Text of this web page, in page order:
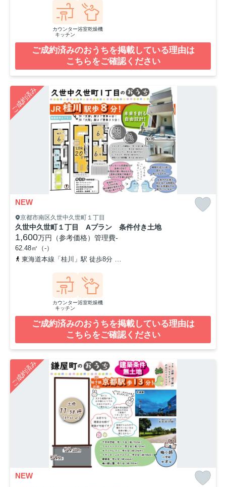
カウンター
キッチン
浴室乾燥機
ご成約済みのおうちを掲載している理由は
こちらをご確認ください
ご成約済み
NEW
京都市南区久世中久世町１丁目
久世中久世町１丁目 Aプラン 条件付き土地
1,600万円（参考価格） 管理費-
62.48㎡（-）
東海道本線「桂川」駅 徒歩8分
カウンター
キッチン
浴室乾燥機
ご成約済みのおうちを掲載している理由は
こちらをご確認ください
ご成約済み
NEW